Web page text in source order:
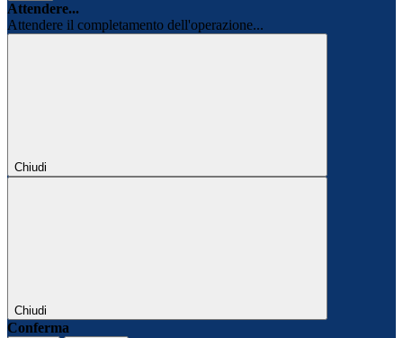
Attendere...
Attendere il completamento dell'operazione...
Chiudi
Chiudi
Conferma